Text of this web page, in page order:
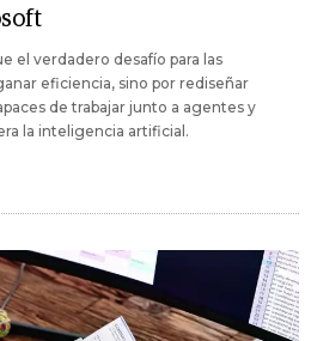
el verdadero desafío para las
eficiencia, sino por rediseñar
de trabajar junto a agentes y
la inteligencia artificial.